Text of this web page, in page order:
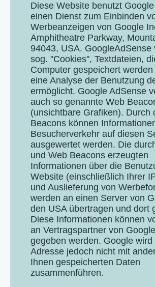
Diese Website benutzt
einen Dienst zum Einbinden
Werbeanzeigen von Google
Amphitheatre Parkway,
94043, USA. GoogleAdSense
sog. "Cookies", Textdateien,
Computer gespeichert
eine Analyse der Benutzung
ermöglicht. Google AdSense
auch so genannte Web
(unsichtbare Grafiken). Durch
Beacons können
Besucherverkehr auf diesen
ausgewertet werden. Die
und Web Beacons erzeugten
Informationen über die
Website (einschließlich Ihrer
und Auslieferung von
werden an einen Server von
den USA übertragen und dort
Diese Informationen können
an Vertragspartner von
gegeben werden. Google wird
Adresse jedoch nicht mit
Ihnen gespeicherten Daten
zusammenführen.